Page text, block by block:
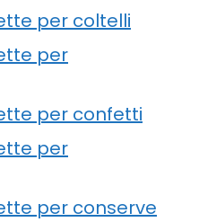
per coltelli
per
per confetti
per
per conserve